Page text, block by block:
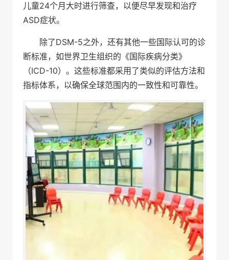
儿童24个月大时进行筛查，以便尽早发现和治疗
ASD症状。
除了DSM-5之外，还有其他一些国际认可的诊
断标准，如世界卫生组织的《国际疾病分类》
（ICD-10）。这些标准都采用了类似的评估方法和
指标体系，以确保全球范围内的一致性和可靠性。